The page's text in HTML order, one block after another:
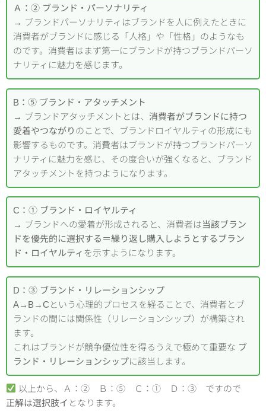
Ａ：② ブランド・パーソナリティ
→ ブランドパーソナリティはブランドを人に例えたときに
消費者がブランドに感じる「人格」や「性格」のようなも
のです。消費者はまず第一にブランドが持つブランドパーソ
ナリティに魅力を感じます。
B：⑤ ブランド・アタッチメント
→ ブランドアタッチメントとは、 消費者がブランドに持つ
愛着やつながり のことで、ブランドロイヤルティの形成にも
影響するものです。消費者はブランドが持つブランドパーソ
ナリティに魅力を感じ、その度合いが強くなると、ブランド
アタッチメントを持つようになります。
C：① ブランド・ロイヤルティ
→ ブランドへの愛着が形成されると、消費者は当該ブラン
ドを優先的に選択する＝繰り返し購入しようとするブラン
ド・ロイヤルティ を示すようになります。
D：③ ブランド・リレーションシップ
A→B→Cという心理的プロセスを経ることで、消費者とブ
ランドの間には関係性（リレーションシップ）が構築され
ます。
これはブランドが競争優位性を得るうえで極めて重要な ブ
ランド・リレーションシップに該当します。
以上から、Ａ：② Ｂ：⑤ Ｃ：① Ｄ：③ ですので
正解は選択肢イ となります。